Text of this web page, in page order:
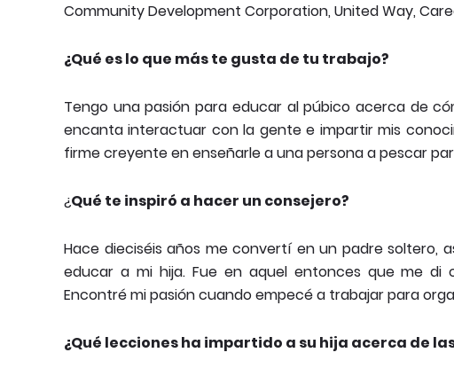
Community Development Corporation, United Way,
¿Qué es lo que más te gusta de tu trabajo?
Tengo una pasión para educar al púbico acerca de
encanta interactuar con la gente e impartir mis
firme creyente en enseñarle a una persona a pescar
¿Qué te inspiró a hacer un consejero?
Hace dieciséis años me convertí en un padre soltero,
educar a mi hija. Fue en aquel entonces que me
Encontré mi pasión cuando empecé a trabajar para
¿Qué lecciones ha impartido a su hija acerca de